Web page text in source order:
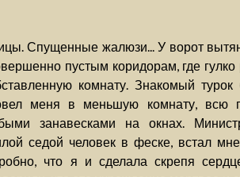
Спущенные жалюзи... У ворот
пустым коридорам, где гулко
комнату. Знакомый
меня в меньшую комнату, всю
занавесками на окнах.
седой человек в феске, встал мне
что я и сделала скрепя